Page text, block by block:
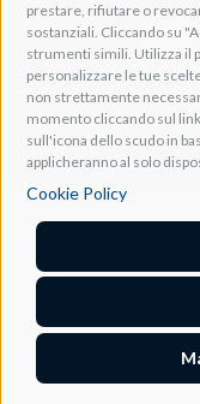
prestare, rifiutare o
sostanziali. Cliccando su
strumenti simili. Utilizza il
personalizzare le tue
non strettamente
momento cliccando sul
sull'icona dello scudo in
applicheranno al solo
Cookie Policy
Società soggetta all'attività di
n. 50, capitale sociale Euro
Copyright ©